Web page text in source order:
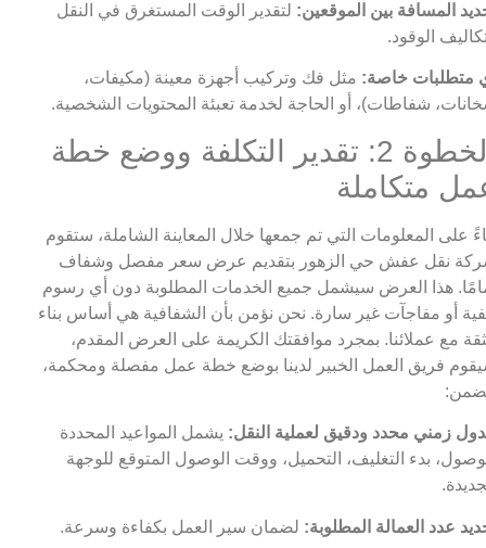
المسافة بين الموقعين: لتقدير الوقت المستغرق في النقل
الوقود.
متطلبات خاصة: مثل فك وتركيب أجهزة معينة (مكيفات،
شفاطات)، أو الحاجة لخدمة تعبئة المحتويات الشخصية.
الخطوة 2: تقدير التكلفة ووضع خطة
متكاملة
على المعلومات التي تم جمعها خلال المعاينة الشاملة، ستقوم
نقل عفش حي الزهور بتقديم عرض سعر مفصل وشفاف
هذا العرض سيشمل جميع الخدمات المطلوبة دون أي رسوم
أو مفاجآت غير سارة. نحن نؤمن بأن الشفافية هي أساس بناء
مع عملائنا. بمجرد موافقتك الكريمة على العرض المقدم،
فريق العمل الخبير لدينا بوضع خطة عمل مفصلة ومحكمة،
زمني محدد ودقيق لعملية النقل: يشمل المواعيد المحددة
بدء التغليف، التحميل، ووقت الوصول المتوقع للوجهة
عدد العمالة المطلوبة: لضمان سير العمل بكفاءة وسرعة.